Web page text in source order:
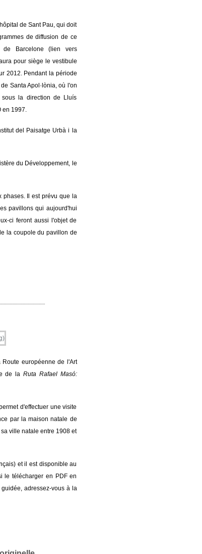
de Sant Pau, qui doit
de diffusion de ce
Barcelone (lien vers
pour siège le vestibule
2012. Pendant la période
Santa Apol·lònia, où l'on
sous la direction de Lluís
en 1997.
del Paisatge Urbà i la
du Développement, le
phases. Il est prévu que la
pavillons qui aujourd'hui
ci feront aussi l'objet de
la coupole du pavillon de
européenne de l'Art
de la Ruta RafaelMasó:
d'effectuer une visite
par la maison natale de
ville natale entre 1908 et
et il est disponible au
le télécharger en PDF en
adressez-vous à la